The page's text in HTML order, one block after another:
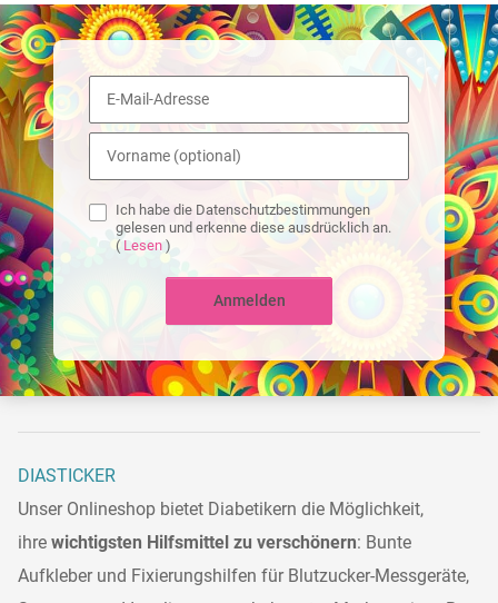
Ich habe die Datenschutzbestimmungen
gelesen und erkenne diese ausdrücklich an.
( Lesen )
Anmelden
DIASTICKER
Unser Onlineshop bietet Diabetikern die Möglichkeit,
ihre wichtigsten Hilfsmittel zu verschönern: Bunte
Aufkleber und Fixierungshilfen für Blutzucker-Messgeräte,